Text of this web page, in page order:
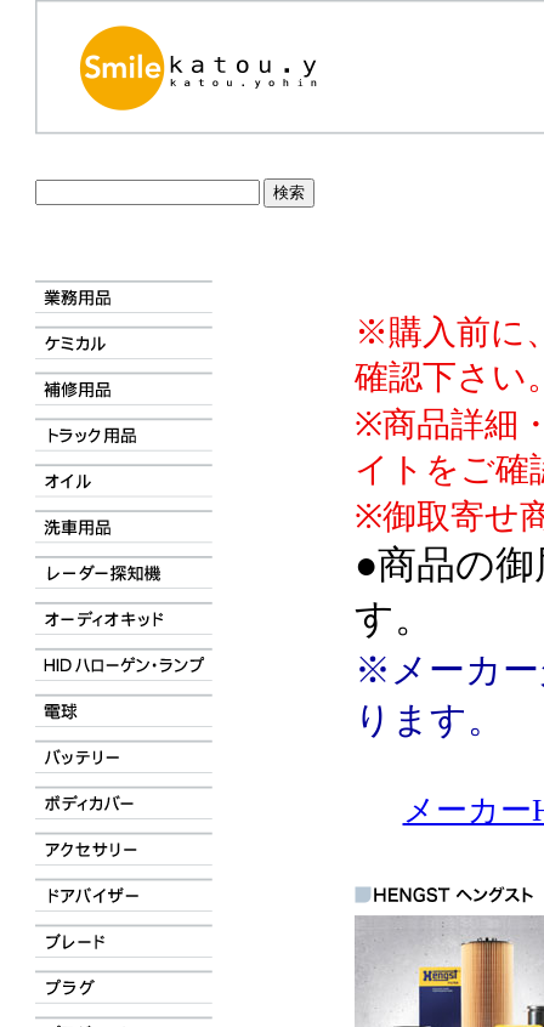
※購入前に
確認下さい
※商品詳細
イトをご確
※御取寄せ
●商品の
す。
※メーカー
ります。
メーカー